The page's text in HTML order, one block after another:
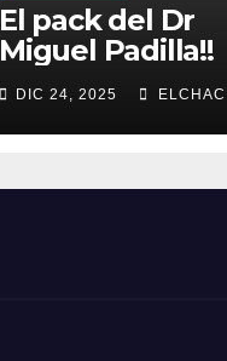
El pack del Dr
Miguel Padilla!!
DIC 24, 2025 ELCHAC